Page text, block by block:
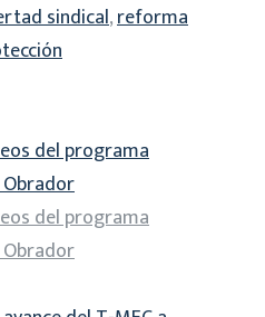
sindical,reforma
del programa
del programa